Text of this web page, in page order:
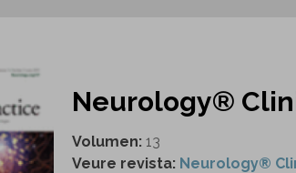
Neurology®
Volumen: 13
Veure revista: Neurology®